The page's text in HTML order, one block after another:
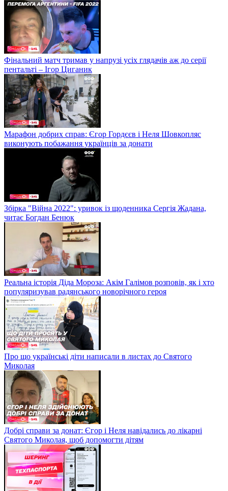
Фінальний матч тримав у напрузі усіх глядачів аж до серії
пентальті – Ігор Циганик
Марафон добрих справ: Єгор Гордєєв і Неля Шовкопляс
виконують побажання українців за донати
Збірка "Війна 2022": уривок із щоденника Сергія Жадана,
читає Богдан Бенюк
Реальна історія Діда Мороза: Акім Галімов розповів, як і хто
популяризував радянського новорічного героя
Про що українські діти написали в листах до Святого
Миколая
Добрі справи за донат: Єгор і Неля навідались до лікарні
Святого Миколая, щоб допомогти дітям